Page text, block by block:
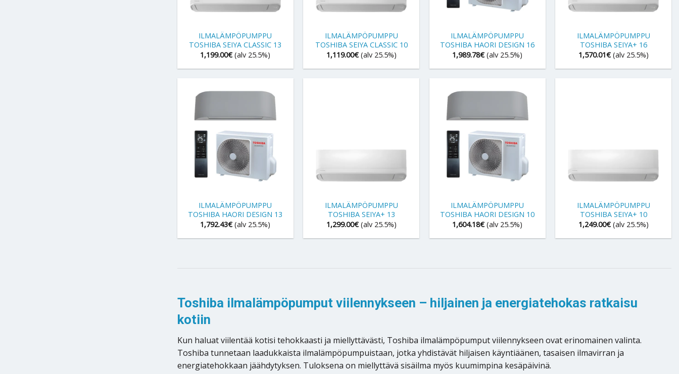
ILMALÄMPÖPUMPPU
TOSHIBA SEIYA CLASSIC 13
1,199.00€ (alv 25.5%)
ILMALÄMPÖPUMPPU
TOSHIBA SEIYA CLASSIC 10
1,119.00€ (alv 25.5%)
ILMALÄMPÖPUMPPU
TOSHIBA HAORI DESIGN 16
1,989.78€ (alv 25.5%)
ILMALÄMPÖPUMPPU
TOSHIBA SEIYA+ 16
1,570.01€ (alv 25.5%)
ILMALÄMPÖPUMPPU
TOSHIBA HAORI DESIGN 13
1,792.43€ (alv 25.5%)
ILMALÄMPÖPUMPPU
TOSHIBA SEIYA+ 13
1,299.00€ (alv 25.5%)
ILMALÄMPÖPUMPPU
TOSHIBA HAORI DESIGN 10
1,604.18€ (alv 25.5%)
ILMALÄMPÖPUMPPU
TOSHIBA SEIYA+ 10
1,249.00€ (alv 25.5%)
Toshiba ilmalämpöpumput viilennykseen – hiljainen ja energiatehokas ratkaisu
kotiin
Kun haluat viilentää kotisi tehokkaasti ja miellyttävästi, Toshiba ilmalämpöpumput viilennykseen ovat erinomainen valinta.
Toshiba tunnetaan laadukkaista ilmalämpöpumpuistaan, jotka yhdistävät hiljaisen käyntiäänen, tasaisen ilmavirran ja
energiatehokkaan jäähdytyksen. Tuloksena on miellyttävä sisäilma myös kuumimpina kesäpäivinä.